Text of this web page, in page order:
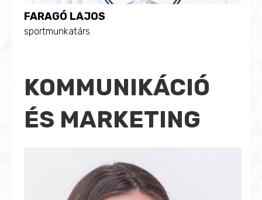
FARAGÓ LAJOS
sportmunkatárs
KOMMUNIKÁCIÓ
ÉS MARKETING